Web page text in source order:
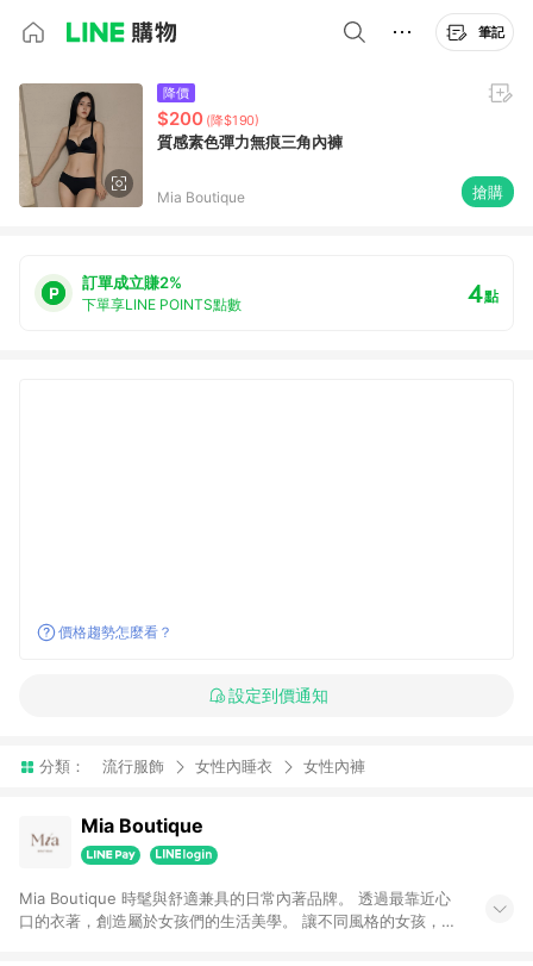
筆記
降價
$200 (降$190)
質感素色彈力無痕三角內褲
Mia Boutique 搶購
訂單成立賺2%
下單享LINE POINTS點數 4點
價格趨勢怎麼看？
設定到價通知
分類： 流行服飾 女性內睡衣 女性內褲
Mia Boutique
Mia Boutique 時髦與舒適兼具的日常內著品牌。 透過最靠近心
口的衣著，創造屬於女孩們的生活美學。 讓不同風格的女孩，都